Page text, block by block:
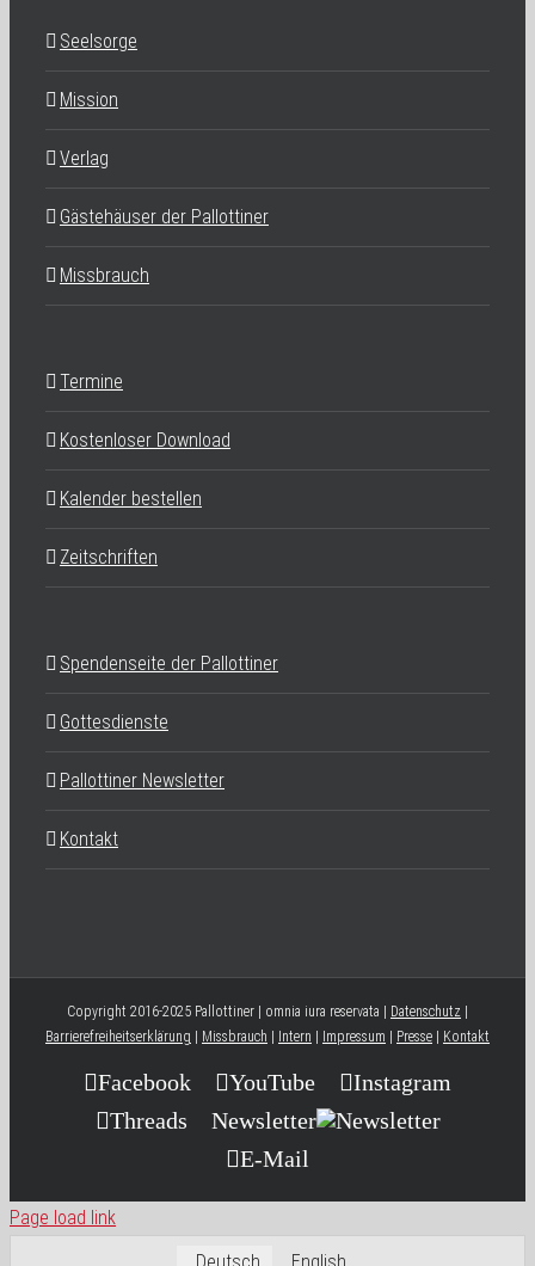
Seelsorge
Mission
Verlag
Gästehäuser der Pallottiner
Missbrauch
Termine
Kostenloser Download
Kalender bestellen
Zeitschriften
Spendenseite der Pallottiner
Gottesdienste
Pallottiner Newsletter
Kontakt
Copyright 2016-2025 Pallottiner | omnia iura reservata | Datenschutz
Barrierefreiheitserklärung
Missbrauch Intern Impressum Presse Kontakt
Facebook YouTube
Instagram
Threads
Newsletter
E-Mail
Page load link